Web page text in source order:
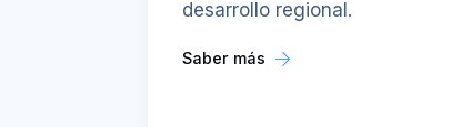
desarrollo regional.
Saber más